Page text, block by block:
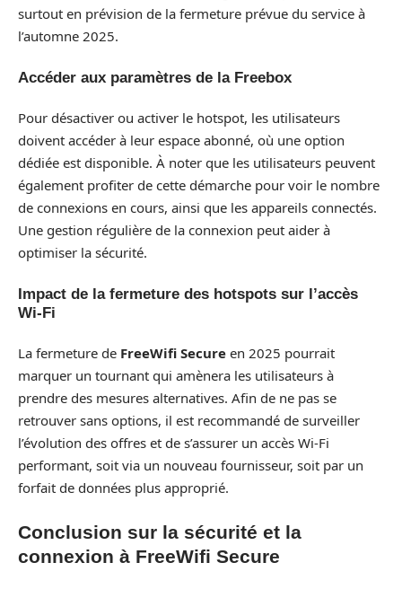
surtout en prévision de la fermeture prévue du service à
l’automne 2025.
Accéder aux paramètres de la Freebox
Pour désactiver ou activer le hotspot, les utilisateurs
doivent accéder à leur espace abonné, où une option
dédiée est disponible. À noter que les utilisateurs peuvent
également profiter de cette démarche pour voir le nombre
de connexions en cours, ainsi que les appareils connectés.
Une gestion régulière de la connexion peut aider à
optimiser la sécurité.
Impact de la fermeture des hotspots sur l’accès
Wi-Fi
La fermeture de FreeWifi Secure en 2025 pourrait
marquer un tournant qui amènera les utilisateurs à
prendre des mesures alternatives. Afin de ne pas se
retrouver sans options, il est recommandé de surveiller
l’évolution des offres et de s’assurer un accès Wi-Fi
performant, soit via un nouveau fournisseur, soit par un
forfait de données plus approprié.
Conclusion sur la sécurité et la
connexion à FreeWifi Secure